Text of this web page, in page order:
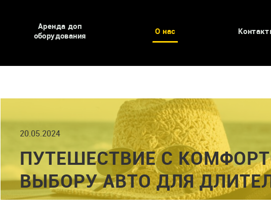
Аренда доп
оборудования
О нас
20.05.2024
ПУТЕШЕСТВИЕ С
ВЫБОРУ АВТО ДЛЯ